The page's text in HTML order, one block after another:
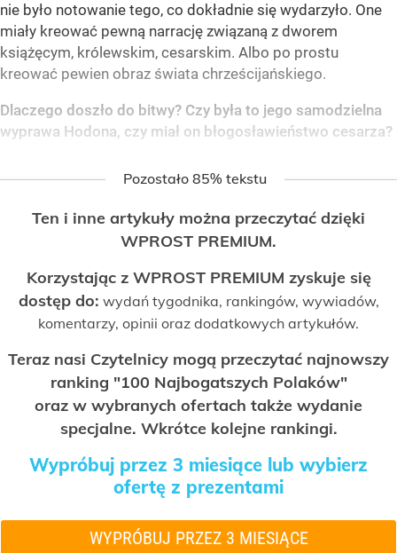
nie było notowanie tego, co dokładnie się wydarzyło. One
miały kreować pewną narrację związaną z dworem
książęcym, królewskim, cesarskim. Albo po prostu
kreować pewien obraz świata chrześcijańskiego.
Dlaczego doszło do bitwy? Czy była to jego samodzielna
wyprawa Hodona, czy miał on błogosławieństwo cesarza?
Pozostało 85% tekstu
Ten i inne artykuły można przeczytać dzięki
WPROST PREMIUM.
Korzystając z WPROST PREMIUM zyskuje się
dostęp do: wydań tygodnika, rankingów, wywiadów,
komentarzy, opinii oraz dodatkowych artykułów.
Teraz nasi Czytelnicy mogą przeczytać najnowszy
ranking "100 Najbogatszych Polaków"
oraz w wybranych ofertach także wydanie
specjalne. Wkrótce kolejne rankingi.
Wypróbuj przez 3 miesiące lub wybierz
ofertę z prezentami
WYPRÓBUJ PRZEZ 3 MIESIĄCE